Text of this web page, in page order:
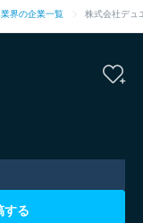
界の企業一覧 株式会社デュ
する